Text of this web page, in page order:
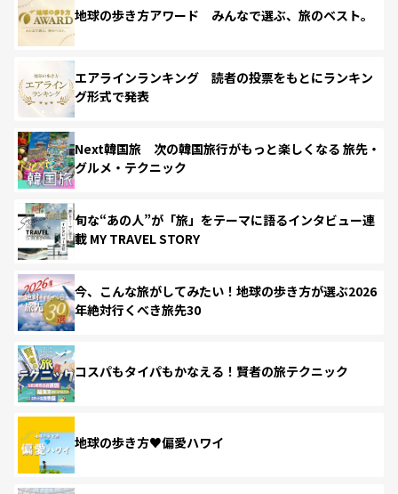
地球の歩き方アワード みんなで選ぶ、旅のベスト。
エアラインランキング 読者の投票をもとにランキン
グ形式で発表
Next韓国旅 次の韓国旅行がもっと楽しくなる 旅先・
グルメ・テクニック
旬な“あの人”が「旅」をテーマに語るインタビュー連
載 MY TRAVEL STORY
今、こんな旅がしてみたい！地球の歩き方が選ぶ2026
年絶対行くべき旅先30
コスパもタイパもかなえる！賢者の旅テクニック
地球の歩き方♥偏愛ハワイ